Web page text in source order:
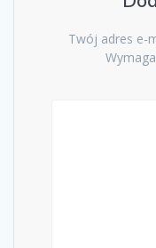
Twój adres e-